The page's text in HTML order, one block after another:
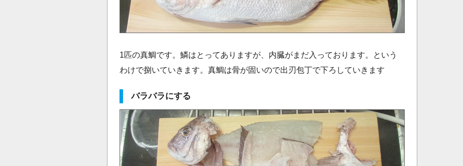
1匹の真鯛です。鱗はとってありますが、内臓がまだ入っております。という
わけで捌いていきます。真鯛は骨が固いので出刃包丁で下ろしていきます
バラバラにする